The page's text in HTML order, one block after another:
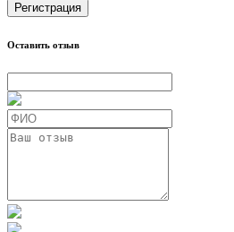
Регистрация
Оставить отзыв